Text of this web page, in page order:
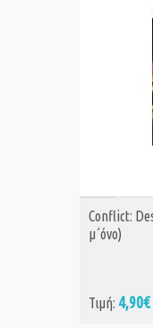
Conflict:
μ΄όνο)
Τιμή: 4,90€